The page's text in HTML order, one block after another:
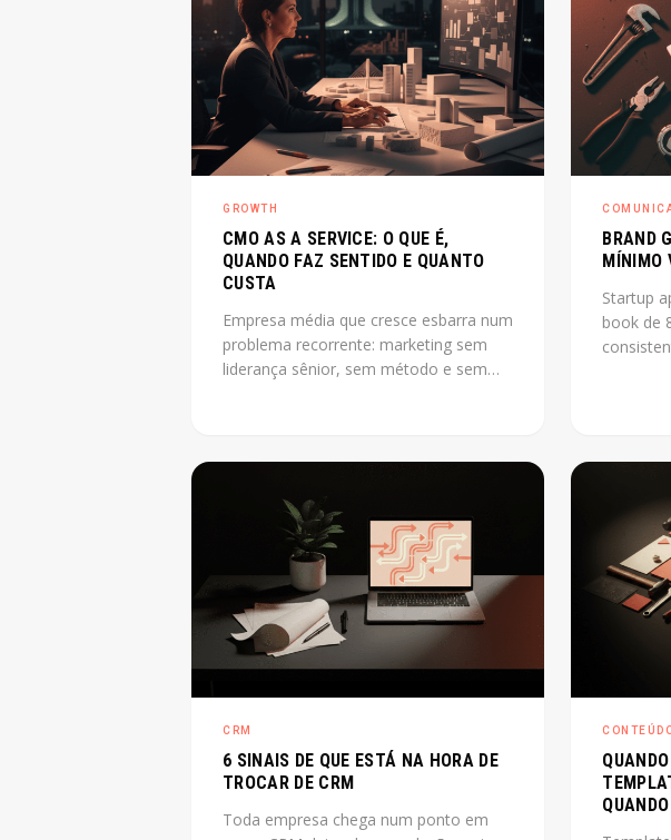
GROWTH
CMO AS A SERVICE: O QUE É,
QUANDO FAZ SENTIDO E QUANTO
CUSTA
Empresa média que cresce esbarra num
problema recorrente: marketing sem
liderança sênior, sem método e sem
explica o que é, quando cabe e quanto
BRAND
MÍNIMO
Startup
book de
CRM
6 SINAIS DE QUE ESTÁ NA HORA DE
TROCAR DE CRM
Toda empresa chega num ponto em